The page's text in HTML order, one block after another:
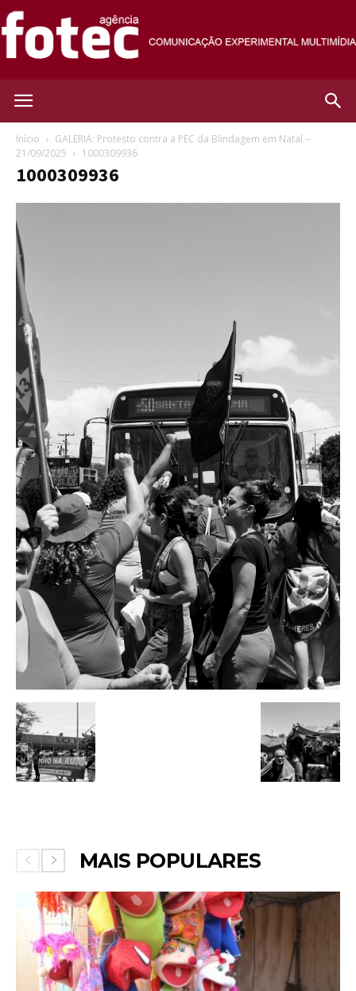
Início
GALERIA: Protesto contra a PEC da Blindagem em Natal –
21/09/2025
1000309936
1000309936
MAIS POPULARES